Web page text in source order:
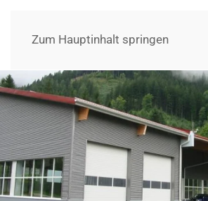
Zum Hauptinhalt springen